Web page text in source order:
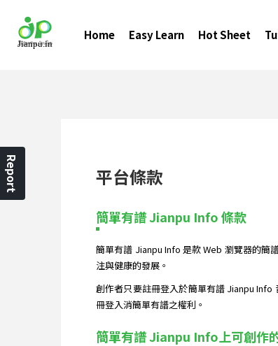
Home Easy Learn Hot Sheet
平台條款
簡單有譜 Jianpu Info 條款
簡單有譜 Jianpu Info 是款 Web 瀏覽器的簡
注與健康的發展。
創作者只要註冊登入於簡單有譜 Jianpu
冊登入消簡單有譜之權利。
簡單有譜 Jianpu Info上可創作
Report